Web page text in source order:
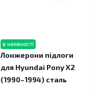
в наявності
Лонжерони підлоги
для Hyundai Pony X2
(1990–1994) сталь